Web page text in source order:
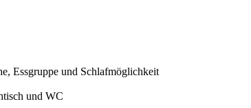
Essgruppe und Schlafmöglichkeit
und WC